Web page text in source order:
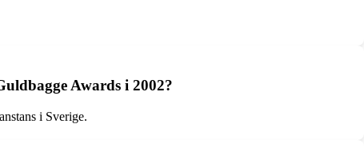
Awards i 2002?
i Sverige.